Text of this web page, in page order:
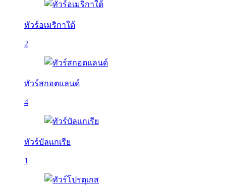
ทัวร์อเมริกาใต้
2
ทัวร์สกอตแลนด์
4
ทัวร์บัลเเกเรีย
1